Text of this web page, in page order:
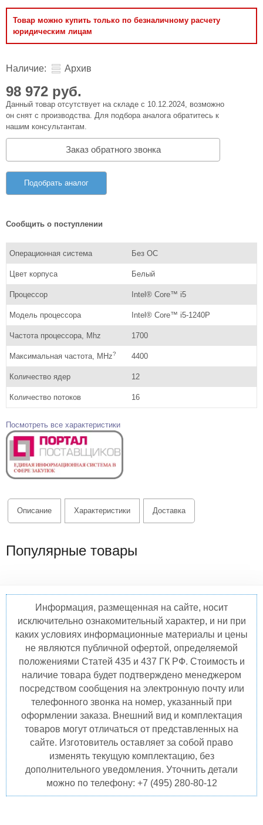
Товар можно купить только по безналичному расчету
юридическим лицам
Наличие: Архив
98 972 руб.
Данный товар отсутствует на складе с 10.12.2024, возможно
он снят с производства. Для подбора аналога обратитесь к
нашим консультантам.
Заказ обратного звонка
Подобрать аналог
Сообщить о поступлении
Операционная система Без ОС
Цвет корпуса Белый
Процессор Intel® Core™ i5
Модель процессора Intel® Core™ i5-1240P
Частота процессора, Mhz 1700
Максимальная частота, MHz? 4400
Количество ядер 12
Количество потоков 16
Посмотреть все характеристики
Описание Характеристики Доставка
Популярные товары
Информация, размещенная на сайте, носит
исключительно ознакомительный характер, и ни при
каких условиях информационные материалы и цены
не являются публичной офертой, определяемой
положениями Статей 435 и 437 ГК РФ. Стоимость и
наличие товара будет подтверждено менеджером
посредством сообщения на электронную почту или
телефонного звонка на номер, указанный при
оформлении заказа. Внешний вид и комплектация
товаров могут отличаться от представленных на
сайте. Изготовитель оставляет за собой право
изменять текущую комплектацию, без
дополнительного уведомления. Уточнить детали
можно по телефону: +7 (495) 280-80-12